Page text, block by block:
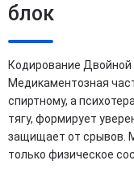
блок
Кодирование Двойной
Медикаментозная
спиртному, а
тягу, формирует
защищает от срывов.
только физическое